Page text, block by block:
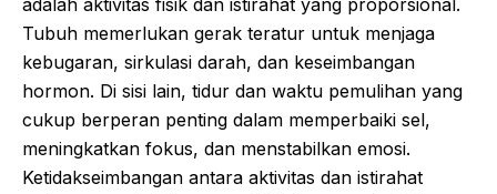
adalah aktivitas fisik dan istirahat yang proporsional.
Tubuh memerlukan gerak teratur untuk menjaga
kebugaran, sirkulasi darah, dan keseimbangan
hormon. Di sisi lain, tidur dan waktu pemulihan yang
cukup berperan penting dalam memperbaiki sel,
meningkatkan fokus, dan menstabilkan emosi.
Ketidakseimbangan antara aktivitas dan istirahat